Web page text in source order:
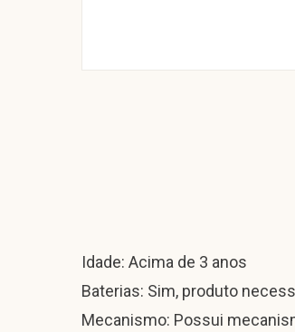
Idade: Acima de 3 anos
Baterias: Sim, produto
Mecanismo: Possui